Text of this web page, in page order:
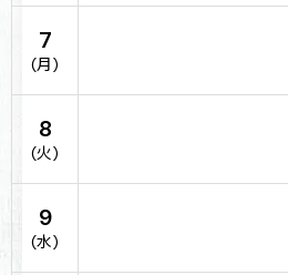
7
(月)
8
(火)
9
(水)